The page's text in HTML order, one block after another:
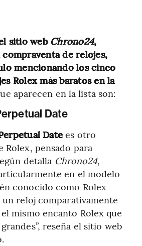
sitio web Chrono24,
de relojes,
mencionando los cinco
Rolex más baratos en la
aparecen en la lista son:
Date
Date es otro
Rolex, pensado para
detalla Chrono24,
en el modelo
conocido como Rolex
un reloj comparativamente
mismo encanto Rolex que
reseña el sitio web